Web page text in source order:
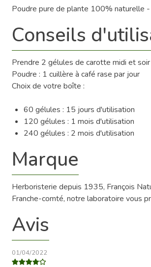
Poudre pure de plante 100% naturelle -
Conseils
Prendre 2 gélules de carotte midi et
Poudre : 1 cuillère à café rase par jour
Choix de votre boîte :
60 gélules : 15 jours d'utilisation
120 gélules : 1 mois d'utilisation
240 gélules : 2 mois d'utilisation
Marque
Herboristerie depuis 1935, François
Franche-comté, notre laboratoire vous
Avis
01/04/2022